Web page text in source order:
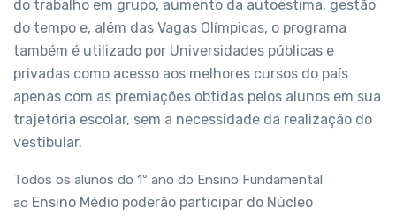
do trabalho em grupo, aumento da autoestima, gestão
do tempo e, além das Vagas Olímpicas, o programa
também é utilizado por Universidades públicas e
privadas como acesso aos melhores cursos do país
apenas com as premiações obtidas pelos alunos em sua
trajetória escolar, sem a necessidade da realização do
vestibular.
Todos os alunos do 1º ano do Ensino Fundamental
ao Ensino Médio poderão participar do Núcleo